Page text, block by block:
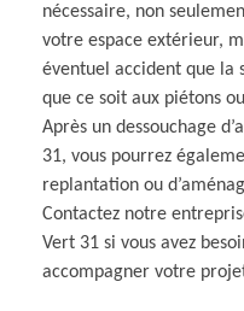
nécessaire, non
votre espace extérieur,
éventuel accident que la
que ce soit aux piétons
Après un dessouchage
31, vous pourrez
replantation ou
Contactez notre
Vert 31 si vous avez
accompagner votre